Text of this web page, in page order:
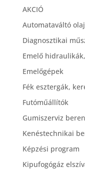
AKCIÓ
Automataváltó
Diagnosztikai
Emelő
Emelőgépek
Fék esztergák,
Futóműállítók
Gumiszerviz
Kenéstechnikai
Képzési program
Kipufogógáz